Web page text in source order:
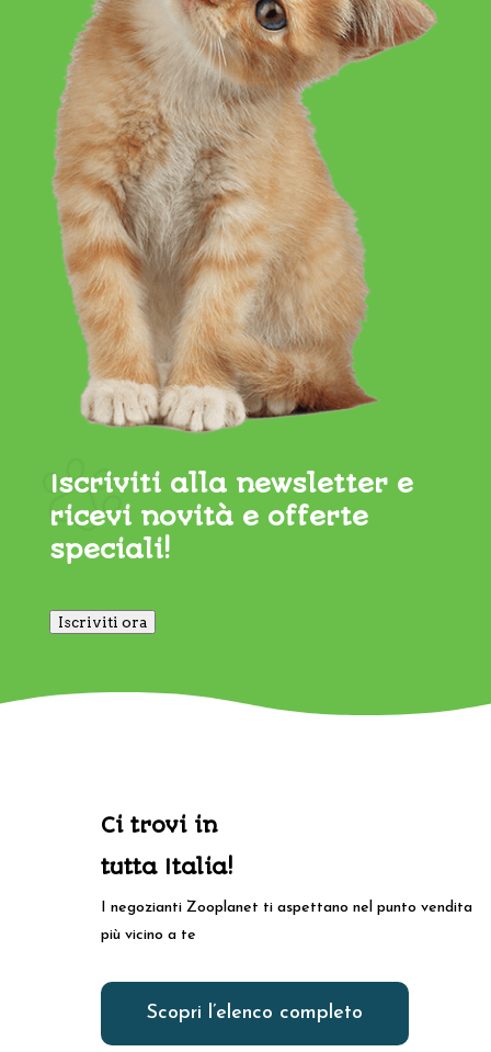
Iscriviti alla newsletter e
ricevi novità e offerte
speciali!
Iscriviti ora
Ci trovi in
tutta Italia!
I negozianti Zooplanet ti aspettano nel punto vendita
più vicino a te
Scopri l’elenco completo